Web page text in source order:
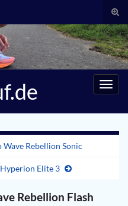
Rebellion Sonic
Elite 3
Rebellion Flash